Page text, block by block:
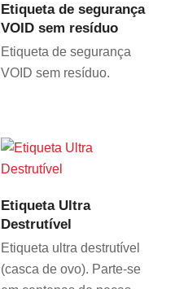
Etiqueta de segurança
VOID sem resíduo
Etiqueta de segurança
VOID sem resíduo.
Etiqueta Ultra
Destrutível
Etiqueta ultra destrutível
(casca de ovo). Parte-se